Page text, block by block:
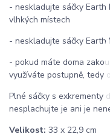
- neskladujte sáčky Earth
vlhkých místech
- neskladujte sáčky
- pokud máte doma
využíváte postupně, tedy
Plné sáčky s exkrementy
nesplachujte je ani je
Velikost: 33 x 22,9 cm